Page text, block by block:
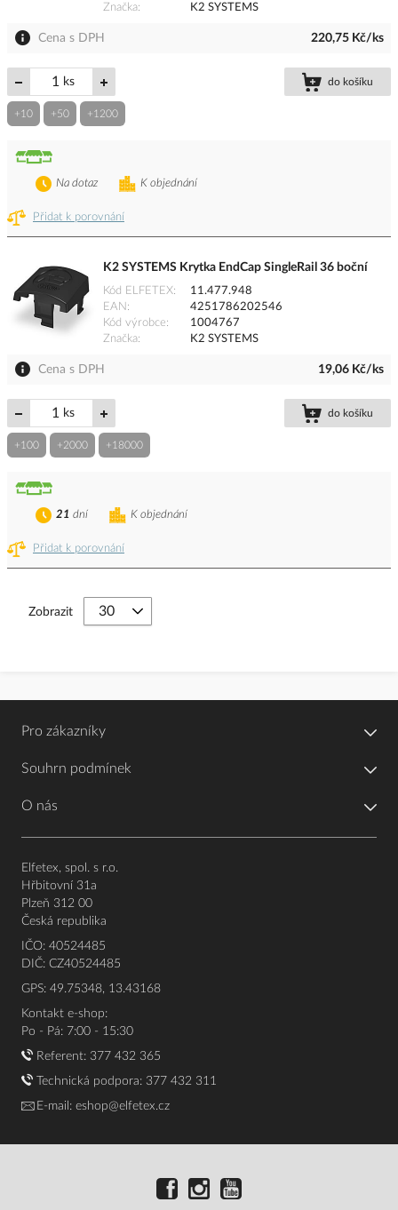
Značka
K2 SYSTEMS
Cena s DPH 220,75 Kč/ks
ks do košíku
+10 +50 +1200
Přidat k porovnání
K objednání
Na dotaz
K2 SYSTEMS Krytka EndCap SingleRail 36 boční
Kód ELFETEX
11.477.948
EAN
4251786202546
Kód výrobce
1004767
Značka
K2 SYSTEMS
Cena s DPH 19,06 Kč/ks
ks do košíku
+100 +2000 +18000
Přidat k porovnání
K objednání
21 dní
Zobrazit
Pro zákazníky
Souhrn podmínek
O nás
Elfetex, spol. s r.o.
Hřbitovní 31a
Plzeň 312 00
Česká republika
IČO: 40524485
DIČ: CZ40524485
GPS: 49.75348, 13.43168
Kontakt e-shop:
Po - Pá: 7:00 - 15:30
Referent: 377 432 365
Technická podpora: 377 432 311
E-mail: eshop@elfetex.cz